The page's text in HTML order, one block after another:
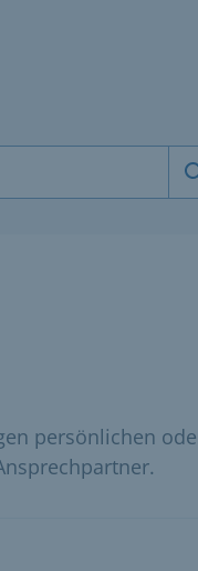
persönlichen